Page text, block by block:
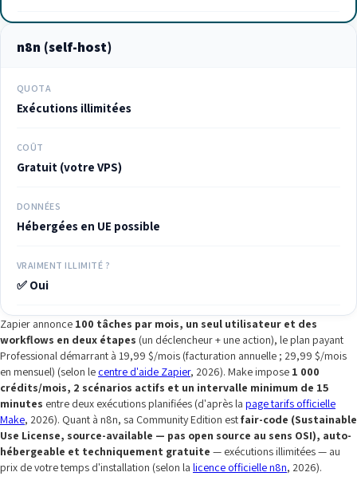
n8n (self-host)
QUOTA
Exécutions illimitées
COÛT
Gratuit (votre VPS)
DONNÉES
Hébergées en UE possible
VRAIMENT ILLIMITÉ ?
✅ Oui
Zapier annonce 100 tâches par mois, un seul utilisateur et des
workflows en deux étapes (un déclencheur + une action), le plan payant
Professional démarrant à 19,99 $/mois (facturation annuelle ; 29,99 $/mois
en mensuel) (selon le centre d'aide Zapier, 2026). Make impose 1 000
crédits/mois, 2 scénarios actifs et un intervalle minimum de 15
minutes entre deux exécutions planifiées (d'après la page tarifs officielle
Make, 2026). Quant à n8n, sa Community Edition estfair-code (Sustainable
Use License, source-available — pas open source au sens OSI), auto-
hébergeable et techniquement gratuite — exécutions illimitées — au
prix de votre temps d'installation (selon la licence officielle n8n, 2026).